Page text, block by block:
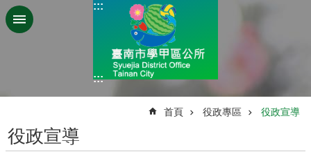
跳到主要內容區塊
:::
:::
首頁 役政專區 役政宣導
役政宣導